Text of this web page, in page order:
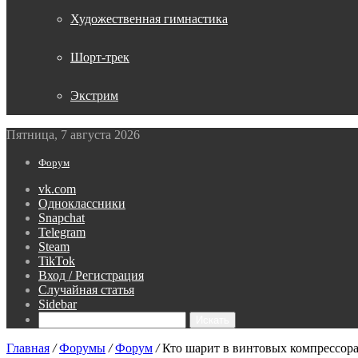
Художественная гимнастика
Шорт-трек
Экстрим
Пятница, 7 августа 2026
Форум
vk.com
Одноклассники
Snapchat
Telegram
Steam
TikTok
Вход / Регистрация
Случайная статья
Sidebar
Главная / Форумы / Форум / Кто шарит в винтовых